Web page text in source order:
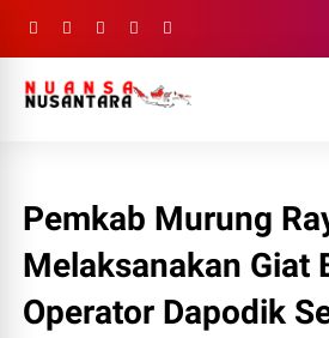
Pemkab Murung
Melaksanakan Giat
Operator Dapodik